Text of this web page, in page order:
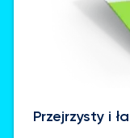
Przejrzysty i